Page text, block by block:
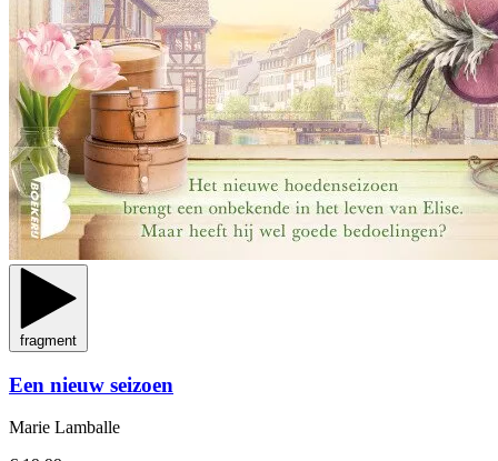
fragment
Een nieuw seizoen
Marie Lamballe